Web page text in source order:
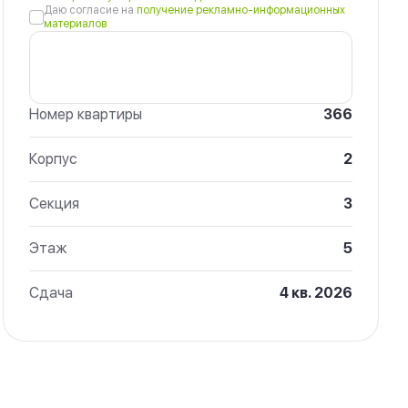
Даю согласие на получение рекламно-информационных
материалов
Номер квартиры 366
Корпус 2
Секция 3
Этаж 5
Сдача 4 кв. 2026